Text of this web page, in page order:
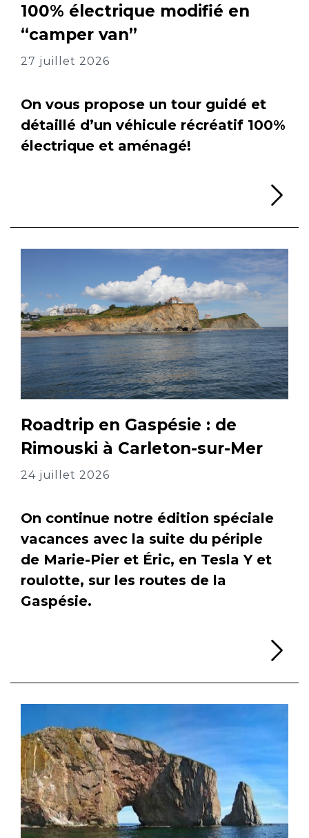
100% électrique modifié en
“camper van”
27 juillet 2026
On vous propose un tour guidé et
détaillé d’un véhicule récréatif 100%
électrique et aménagé!
Roadtrip en Gaspésie : de
Rimouski à Carleton-sur-Mer
24 juillet 2026
On continue notre édition spéciale
vacances avec la suite du périple
de Marie-Pier et Éric, en Tesla Y et
roulotte, sur les routes de la
Gaspésie.